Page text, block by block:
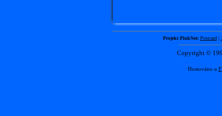
Projekt PinkNet: Postcard|
Copyright ©
Hostováno u